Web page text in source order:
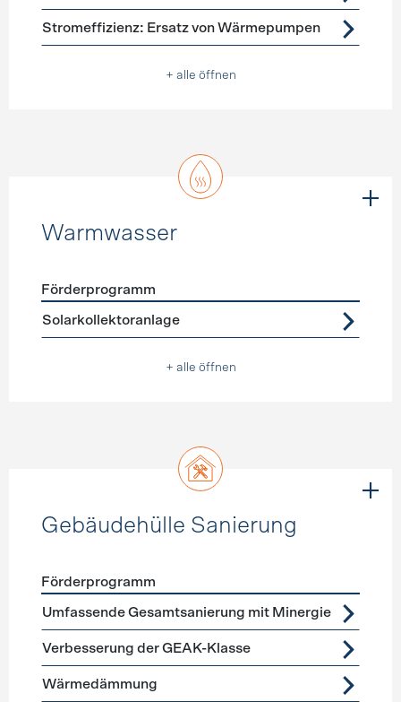
Stromeffizienz: Ersatz von Wärmepumpen
+ alle öffnen
Warmwasser
Förderprogramme
Förderprogramm
Solarkollektoranlage
+ alle öffnen
Gebäudehülle Sanierung
Förderprogramme Gebäudehülle Sanierung
Förderprogramm
Umfassende Gesamtsanierung mit Minergie
Verbesserung der GEAK-Klasse
Wärmedämmung